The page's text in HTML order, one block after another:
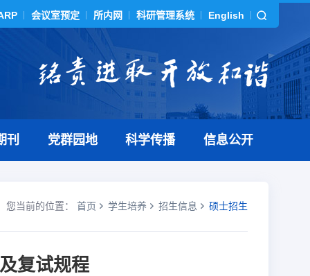
会议室预定 所内网 科研管理系统 English
刊 党群园地 科学传播 信息公开
您当前的位置： 首页 学生培养 招生信息 硕士招生
复试规程